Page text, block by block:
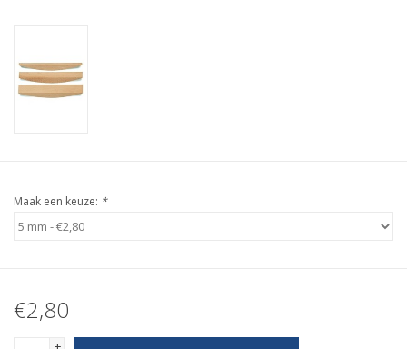
Maak een keuze: *
€2,80